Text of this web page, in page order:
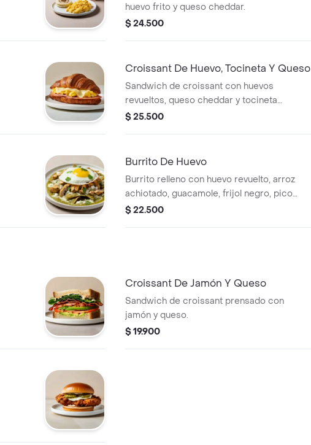
huevo frito y queso cheddar.
$ 24.500
Croissant De Huevo, Tocineta Y Queso
Sandwich de croissant con huevos
revueltos, queso cheddar y tocineta
crocante.
$ 25.500
Burrito De Huevo
Burrito relleno con huevo revuelto, arroz
achiotado, guacamole, frijol negro, pico
de gallo, queso y salsa verde.
$ 22.500
Croissant De Jamón Y Queso
Sandwich de croissant prensado con
jamón y queso.
$ 19.900